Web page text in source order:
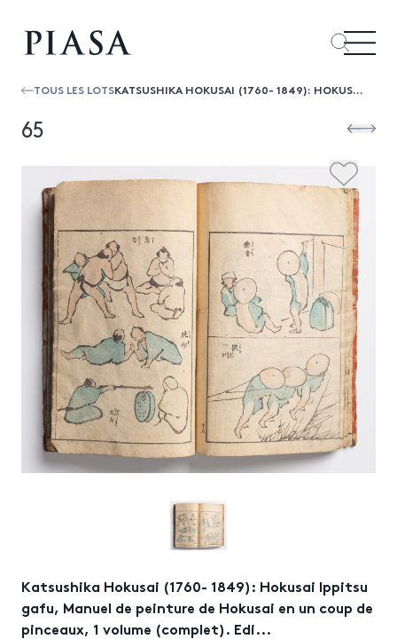
TOUS LES LOTS KATSUSHIKA HOKUSAI (1760- 1849): HOKUSAI IPPITSU GAFU, MANUEL DE PEINTURE DE HOKUSAI EN UN COUP DE PINCEAUX, 1 VOLUME (COMPLET). EDI...
65
Katsushika Hokusai (1760- 1849): Hokusai Ippitsu
gafu, Manuel de peinture de Hokusai en un coup de
pinceaux, 1 volume (complet). Edi...